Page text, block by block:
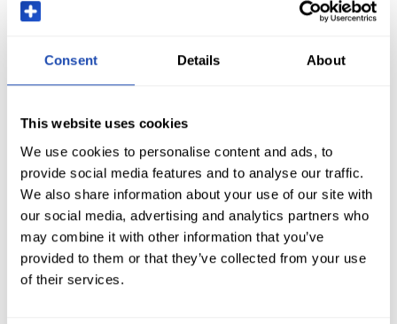
Consent Details About
This website uses cookies
We use cookies to personalise content and ads, to
provide social media features and to analyse our traffic.
We also share information about your use of our site with
our social media, advertising and analytics partners who
may combine it with other information that you’ve
provided to them or that they’ve collected from your use
of their services.
usable by enabling basic functions like page
Name Provider Purpose
Maximum
Storage
Duration
__cf_bm
apollo.io
This cookie is used to
distinguish between
humans and bots.
1 day